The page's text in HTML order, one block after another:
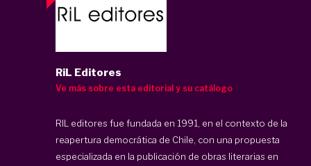
RiL Editores
Ve más sobre esta editorial y su catálogo
RIL editores fue fundada en 1991, en el contexto de la
reapertura democrática de Chile, con una propuesta
especializada en la publicación de obras literarias en